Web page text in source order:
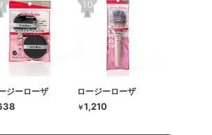
ジーローザ ロージーローザ
￥1,210